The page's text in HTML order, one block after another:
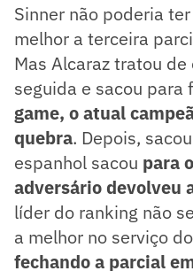
Sinner não poderia
melhor a terceira
Mas Alcaraz tratou
seguida e sacou para
game, o atual
quebra. Depois,
espanhol sacou para
adversário devolveu
líder do ranking não
a melhor no serviço
fechando a parcial